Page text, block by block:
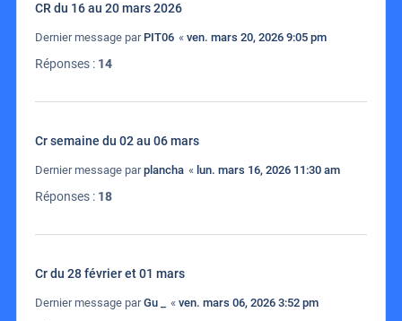
CR du 16 au 20 mars 2026
Dernier message par PIT06 « ven. mars 20, 2026 9:05 pm
Réponses : 14
Cr semaine du 02 au 06 mars
Dernier message parplancha « lun. mars 16, 2026 11:30 am
Réponses : 18
Cr du 28 février et 01 mars
Dernier message parGu _ « ven. mars 06, 2026 3:52 pm